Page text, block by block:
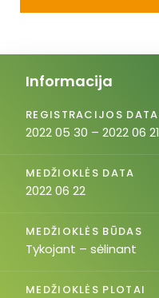
Informacija
REGISTRACIJOS DATA
2022 05 30 – 2022 06 21
MEDŽIOKLĖS DATA
2022 06 22
MEDŽIOKLĖS BŪDAS
Tykojant – sėlinant
MEDŽIOKLĖS PLOTAI